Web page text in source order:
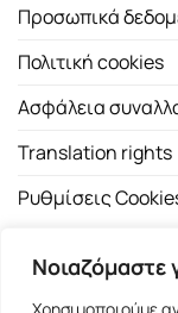
Νοιαζόμαστε
Προσωπικά
Πολιτική cookies
Ασφάλεια
Translation rights
Ρυθμίσεις